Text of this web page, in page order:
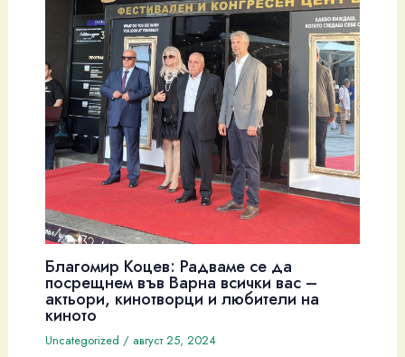
Благомир Коцев: Радваме се да
посрещнем във Варна всички вас –
актьори, кинотворци и любители на
киното
Uncategorized / август 25, 2024